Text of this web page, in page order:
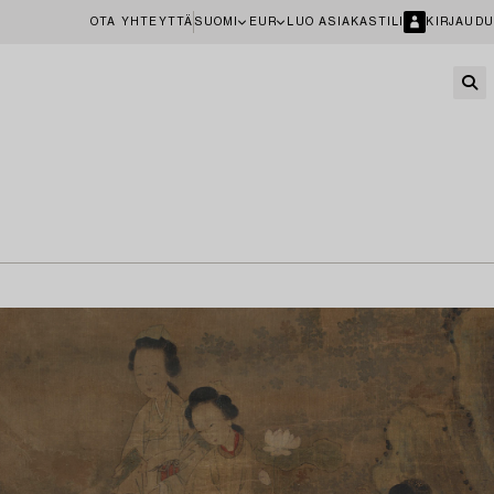
OTA YHTEYTTÄ SUOMI EUR LUO ASIAKASTILI KIRJAUDU